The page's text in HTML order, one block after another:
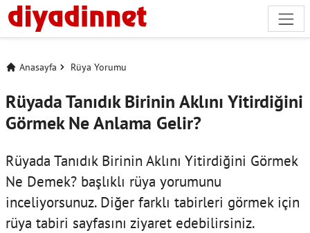
Anasayfa Rüya Yorumu
Rüyada Tanıdık Birinin Aklını Yitirdiğini
Görmek Ne Anlama Gelir?
Rüyada Tanıdık Birinin Aklını Yitirdiğini Görmek
Ne Demek? başlıklı rüya yorumunu
inceliyorsunuz. Diğer farklı tabirleri görmek için
rüya tabiri sayfasını ziyaret edebilirsiniz.